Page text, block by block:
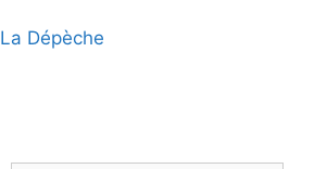
La Dépèche